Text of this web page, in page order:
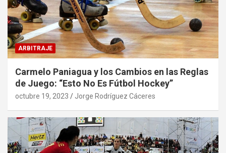
ARBITRAJE
Carmelo Paniagua y los Cambios en las Reglas
de Juego: “Esto No Es Fútbol Hockey”
octubre 19, 2023 Jorge Rodríguez Cáceres